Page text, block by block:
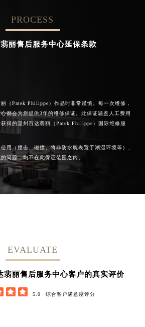
心
PROCESS
丽售后服务中心延保条款
（Patek Philippe）作品时非常谨慎。每一次维修，
都会为您提供3年的维修保证。此保证涵盖人工费用
得的温州百达翡丽（Patek Philippe）国际维修服
用（撞击、碰撞、将非防水腕表置于潮湿环境等）、
问题，均不在此保证范围之内。
EVALUATE
翡丽售后服务中心客户的真实评价
  5.0 综合客户满意度评分